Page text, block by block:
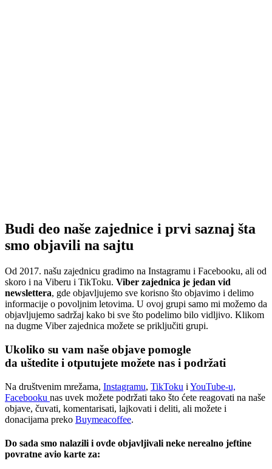
Budi deo naše zajednice i prvi saznaj šta
smo objavili na sajtu
Od 2017. našu zajednicu gradimo na Instagramu i Facebooku, ali od
skoro i na Viberu i TikToku. Viber zajednica je jedan vid
newslettera, gde objavljujemo sve korisno što objavimo i delimo
informacije o povoljnim letovima. U ovoj grupi samo mi možemo da
objavljujemo sadržaj kako bi sve što podelimo bilo vidljivo. Klikom
na dugme Viber zajednica možete se priključiti grupi.
Ukoliko su vam naše objave pomogle
da uštedite i otputujete možete nas i podržati
Na društvenim mrežama, Instagramu, TikToku i YouTube-u,
Facebooku nas uvek možete podržati tako što ćete reagovati na naše
objave, čuvati, komentarisati, lajkovati i deliti, ali možete i
donacijama preko Buymeacoffee.
Do sada smo nalazili i ovde objavljivali neke nerealno jeftine
povratne avio karte za: